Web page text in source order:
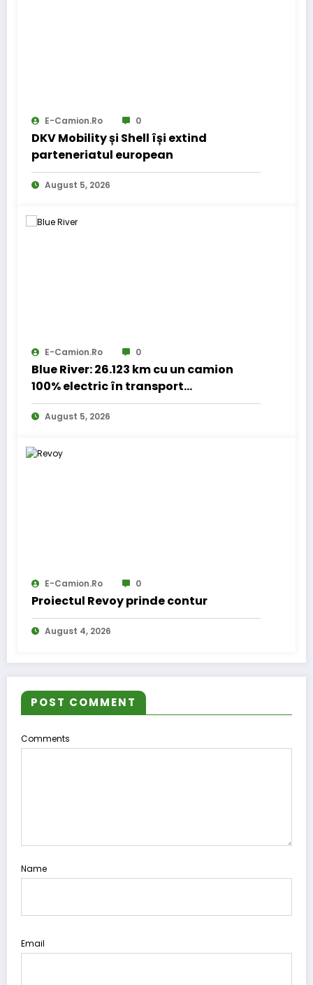
E-Camion.ro 0
DKV Mobility și Shell își extind
parteneriatul european
August 5, 2026
E-Camion.ro 0
Blue River: 26.123 km cu un camion
100% electric în transport
internațional
August 5, 2026
E-Camion.ro 0
Proiectul Revoy prinde contur
August 4, 2026
POST COMMENT
Comments
Name
Email